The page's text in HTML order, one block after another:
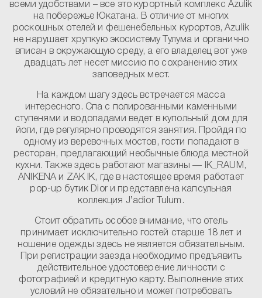
всеми удобствами – все это курортный комплекс Azulik
на побережье Юкатана. В отличие от многих
роскошных отелей и фешенебельных курортов, Azulik
не нарушает хрупкую экосистему Тулума и органично
вписан в окружающую среду, а его владелец вот уже
двадцать лет несет миссию по сохранению этих
заповедных мест.
На каждом шагу здесь встречается масса
интересного. Спа с полированными каменными
ступенями и водопадами ведет в купольный дом для
йоги, где регулярно проводятся занятия. Пройдя по
одному из веревочных мостов, гости попадают в
ресторан, предлагающий необычные блюда местной
кухни. Также здесь работают магазины — IK_RAUM,
ANIKENA и ZAK IK, где в настоящее время работает
pop-up бутик Dior и представлена капсульная
коллекция J’adior Tulum.
Стоит обратить особое внимание, что отель
принимает исключительно гостей старше 18 лет и
ношение одежды здесь не является обязательным.
При регистрации заезда необходимо предъявить
действительное удостоверение личности с
фотографией и кредитную карту. Выполнение этих
условий не обязательно и может потребовать